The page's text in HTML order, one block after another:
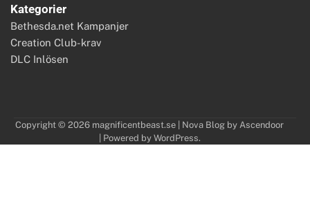
Kategorier
Bethesda.net Kampanjer
Creation Club-krav
DLC Inlösen
Copyright © 2026 magnificentbeast.se | Nova Blog by Ascendoor
| Powered by WordPress.